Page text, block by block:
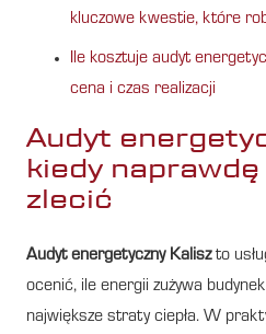
kluczowe kwestie, które
Ile kosztuje audyt
cena i czas realizacji
Audyt
kiedy
zlecić
Audyt energetyczny Kaliszto
ocenić, ile energii zużywa
największe straty ciepła. W